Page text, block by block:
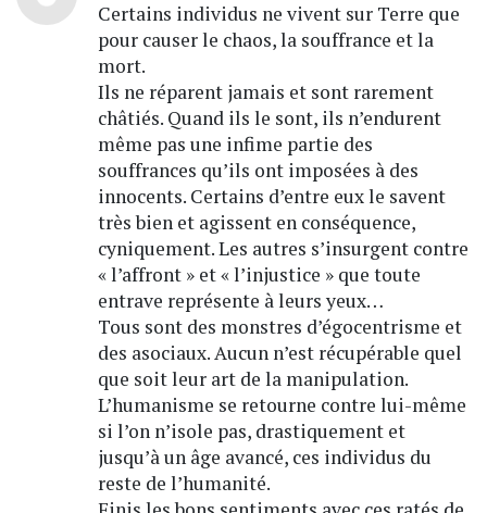
Certains individus ne vivent sur Terre que
pour causer le chaos, la souffrance et la
mort.
Ils ne réparent jamais et sont rarement
châtiés. Quand ils le sont, ils n’endurent
même pas une infime partie des
souffrances qu’ils ont imposées à des
innocents. Certains d’entre eux le savent
très bien et agissent en conséquence,
cyniquement. Les autres s’insurgent contre
« l’affront » et « l’injustice » que toute
entrave représente à leurs yeux…
Tous sont des monstres d’égocentrisme et
des asociaux. Aucun n’est récupérable quel
que soit leur art de la manipulation.
L’humanisme se retourne contre lui-même
si l’on n’isole pas, drastiquement et
jusqu’à un âge avancé, ces individus du
reste de l’humanité.